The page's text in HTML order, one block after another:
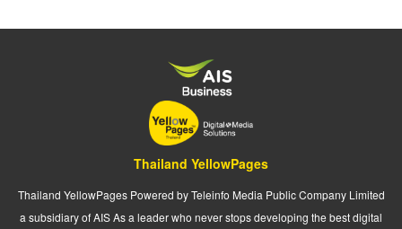
Thailand YellowPages
Thailand YellowPages Powered by Teleinfo Media Public Company Limited
a subsidiary of AIS As a leader who never stops developing the best digital